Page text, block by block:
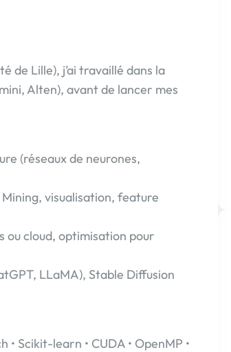
de Lille), j’ai travaillé dans la
Alten), avant de lancer mes
(réseaux de neurones,
visualisation, feature
ou cloud, optimisation pour
LLaMA), Stable Diffusion
• Scikit-learn • CUDA • OpenMP •